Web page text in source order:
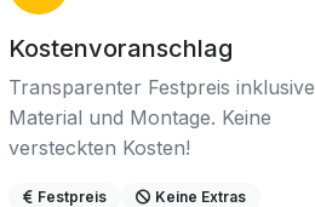
Kostenvoranschlag
Transparenter Festpreis inklusive
Material und Montage. Keine
versteckten Kosten!
Festpreis Keine Extras